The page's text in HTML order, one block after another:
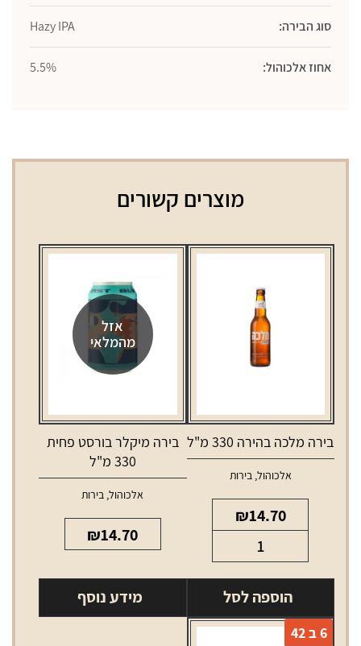
סוג הבירה: Hazy IPA
אחוז אלכוהול: 5.5%
מוצרים קשורים
בירה מלכה בהירה 330 מ"ל
אלכוהול,בירות
₪14.70
של
בירה
מלכה
בהירה
הוספה לסל
אזל
מהמלאי
בירה מיקלר בורסט פחית
330 מ"ל
אלכוהול, בירות
₪14.70
מידע נוסף
6 ב 42